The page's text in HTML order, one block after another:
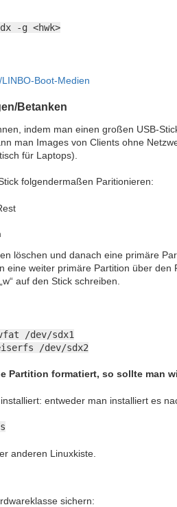
-g <hwk>
Boot-Medien
Betanken
indem man einen großen USB-
man Images von Clients ohne
für Laptops).
folgendermaßen Paritionieren:
löschen und danach eine primäre
eine weiter primäre Partition über
auf den Stick schreiben.
/dev/sdx1
/dev/sdx2
Partition formatiert, so sollte
entweder man installiert es
anderen Linuxkiste.
sichern: